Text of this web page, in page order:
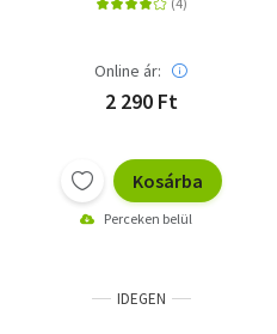
Online ár:
2 290 Ft
Kosárba
Perceken belül
IDEGEN